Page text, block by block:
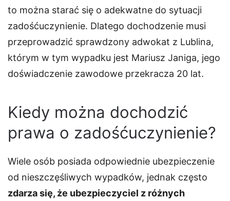
to można starać się o adekwatne do sytuacji
zadośćuczynienie. Dlatego dochodzenie musi
przeprowadzić sprawdzony adwokat z Lublina,
którym w tym wypadku jest Mariusz Janiga, jego
doświadczenie zawodowe przekracza 20 lat.
Kiedy można dochodzić
prawa o zadośćuczynienie?
Wiele osób posiada odpowiednie ubezpieczenie
od nieszczęśliwych wypadków, jednak często
zdarza się, że ubezpieczyciel z różnych